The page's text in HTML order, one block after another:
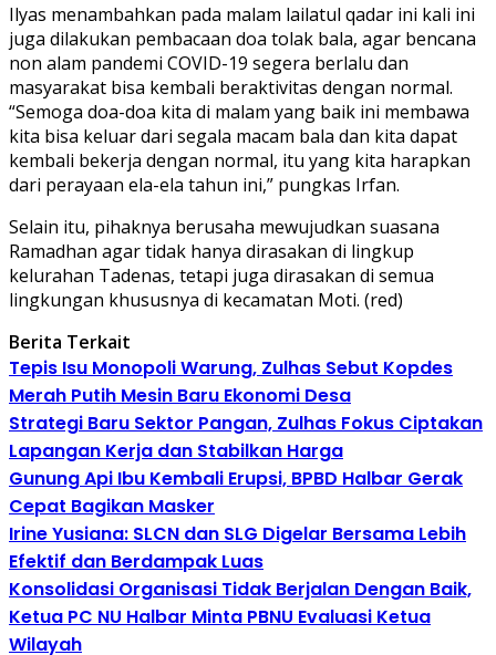
Ilyas menambahkan pada malam lailatul qadar ini kali ini
juga dilakukan pembacaan doa tolak bala, agar bencana
non alam pandemi COVID-19 segera berlalu dan
masyarakat bisa kembali beraktivitas dengan normal.
“Semoga doa-doa kita di malam yang baik ini membawa
kita bisa keluar dari segala macam bala dan kita dapat
kembali bekerja dengan normal, itu yang kita harapkan
dari perayaan ela-ela tahun ini,” pungkas Irfan.
Selain itu, pihaknya berusaha mewujudkan suasana
Ramadhan agar tidak hanya dirasakan di lingkup
kelurahan Tadenas, tetapi juga dirasakan di semua
lingkungan khususnya di kecamatan Moti. (red)
Berita Terkait
Tepis Isu Monopoli Warung, Zulhas Sebut Kopdes
Merah Putih Mesin Baru Ekonomi Desa
Strategi Baru Sektor Pangan, Zulhas Fokus Ciptakan
Lapangan Kerja dan Stabilkan Harga
Gunung Api Ibu Kembali Erupsi, BPBD Halbar Gerak
Cepat Bagikan Masker
Irine Yusiana: SLCN dan SLG Digelar Bersama Lebih
Efektif dan Berdampak Luas
Konsolidasi Organisasi Tidak Berjalan Dengan Baik,
Ketua PC NU Halbar Minta PBNU Evaluasi Ketua
Wilayah